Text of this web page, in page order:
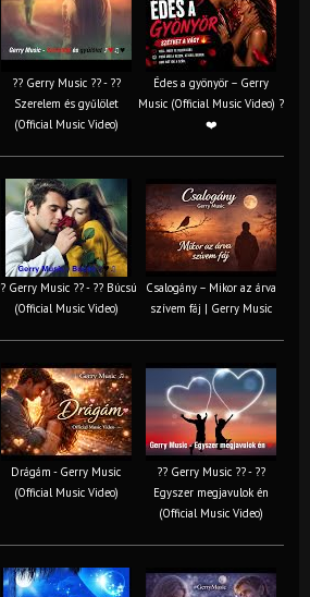
?? Gerry Music ?? - ??
Szerelem és gyűlölet
(Official Music Video)
Édes a gyönyör – Gerry
Music (Official Music Video) ?
❤️
Gerry Music ?? - ?? Búcsú
(Official Music Video)
Csalogány – Mikor az árva
szívem fáj | Gerry Music
Drágám - Gerry Music
(Official Music Video)
?? Gerry Music ?? - ??
Egyszer megjavulok én
(Official Music Video)